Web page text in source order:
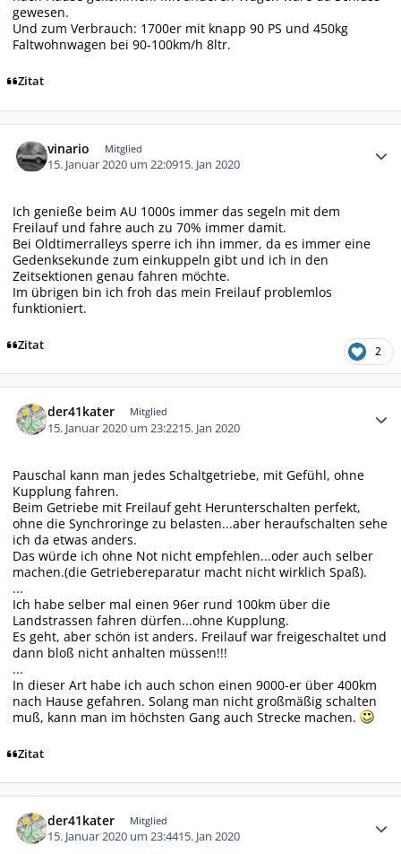
gewesen.
Und zum Verbrauch: 1700er mit knapp 90 PS und 450kg
Faltwohnwagen bei 90-100km/h 8ltr.
Zitat
vinario Mitglied
15. Januar 2020 um 22:0915. Jan 2020
Ich genieße beim AU 1000s immer das segeln mit dem
Freilauf und fahre auch zu 70% immer damit.
Bei Oldtimerralleys sperre ich ihn immer, da es immer eine
Gedenksekunde zum einkuppeln gibt und ich in den
Zeitsektionen genau fahren möchte.
Im übrigen bin ich froh das mein Freilauf problemlos
funktioniert.
Zitat 2
der41kater Mitglied
15. Januar 2020 um 23:2215. Jan 2020
Pauschal kann man jedes Schaltgetriebe, mit Gefühl, ohne
Kupplung fahren.
Beim Getriebe mit Freilauf geht Herunterschalten perfekt,
ohne die Synchroringe zu belasten...aber heraufschalten sehe
ich da etwas anders.
Das würde ich ohne Not nicht empfehlen...oder auch selber
machen.(die Getriebereparatur macht nicht wirklich Spaß).
...
Ich habe selber mal einen 96er rund 100km über die
Landstrassen fahren dürfen...ohne Kupplung.
Es geht, aber schön ist anders. Freilauf war freigeschaltet und
dann bloß nicht anhalten müssen!!!
...
In dieser Art habe ich auch schon einen 9000-er über 400km
nach Hause gefahren. Solang man nicht großmäßig schalten
muß, kann man im höchsten Gang auch Strecke machen.
Zitat
der41kater Mitglied
15. Januar 2020 um 23:4415. Jan 2020